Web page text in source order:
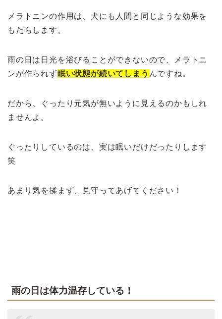
メラトニンの作用は、犬にも人間と同じような効果を
もたらします。
雨の日は日光を浴びることができないので、メラトニ
ンが作られず眠い状態が続いてしまう んですね。
だから、ぐったり元気が無いように見えるのかもしれ
ませんよ。
ぐったりしているのは、実は眠いだけだったりします
笑
あまり気を揉まず、見守ってあげてください！
雨の日は体力温存している！